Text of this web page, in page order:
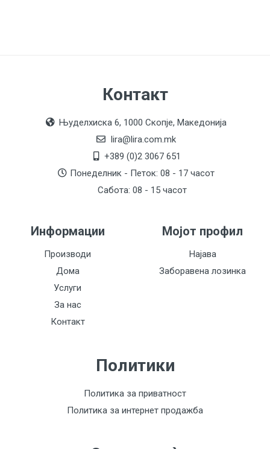
Контакт
Њуделхиска 6, 1000 Скопје, Македонија
lira@lira.com.mk
+389 (0)2 3067 651
Понеделник - Петок: 08 - 17 часот
Сабота: 08 - 15 часот
Информации
Производи
Дома
Услуги
За нас
Контакт
Мојот профил
Најава
Заборавена лозинка
Политики
Политика за приватност
Политика за интернет продажба